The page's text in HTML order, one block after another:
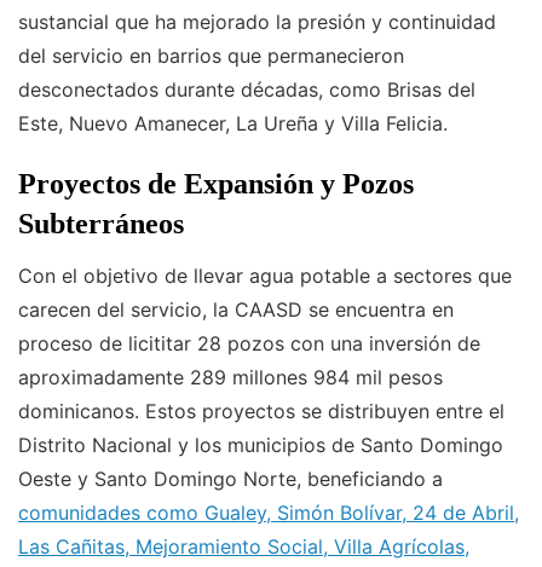
sustancial que ha mejorado la presión y continuidad
del servicio en barrios que permanecieron
desconectados durante décadas, como Brisas del
Este, Nuevo Amanecer, La Ureña y Villa Felicia.
Proyectos de Expansión y Pozos
Subterráneos
Con el objetivo de llevar agua potable a sectores que
carecen del servicio, la CAASD se encuentra en
proceso de licititar 28 pozos con una inversión de
aproximadamente 289 millones 984 mil pesos
dominicanos. Estos proyectos se distribuyen entre el
Distrito Nacional y los municipios de Santo Domingo
Oeste y Santo Domingo Norte, beneficiando a
comunidades como Gualey, Simón Bolívar, 24 de Abril,
Las Cañitas, Mejoramiento Social, Villa Agrícolas,